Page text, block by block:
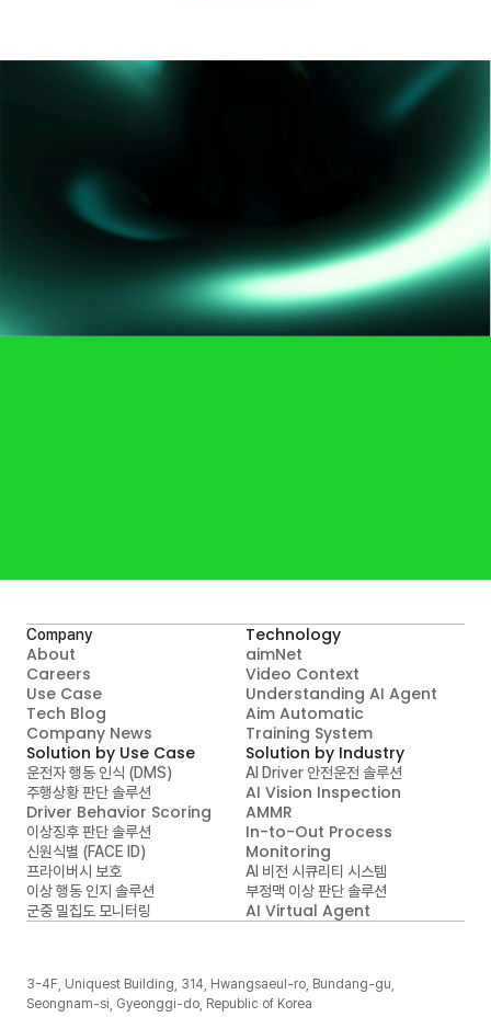
Company
About
Careers
Use Case
Tech Blog
Company News
Technology
aimNet
Video Context
Understanding AI Agent
Aim Automatic
Training System
Solution by Use Case
운전자 행동 인식 (DMS)
주행상황 판단 솔루션
Driver Behavior Scoring
이상징후 판단 솔루션
신원식별 (FACE ID)
프라이버시 보호
이상 행동 인지 솔루션
군중 밀집도 모니터링
Solution by Industry
AI Driver 안전운전 솔루션
AI Vision Inspection
AMMR
In-to-Out Process
Monitoring
AI 비전 시큐리티 시스템
부정맥 이상 판단 솔루션
AI Virtual Agent
3-4F, Uniquest Building, 314, Hwangsaeul-ro, Bundang-gu,
Seongnam-si, Gyeonggi-do, Republic of Korea